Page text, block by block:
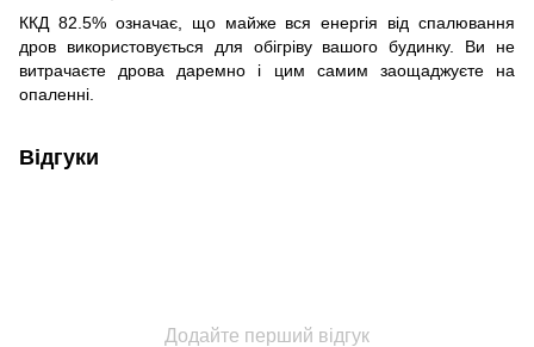
ККД 82.5% означає, що майже вся енергія від спалювання
дров використовується для обігріву вашого будинку. Ви не
витрачаєте дрова даремно і цим самим заощаджуєте на
опаленні.
Відгуки
Додайте перший відгук